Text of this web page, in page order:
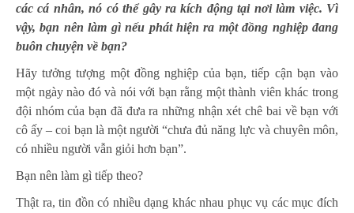
các cá nhân, nó có thể gây ra kích động tại nơi làm việc. Vì
vậy, bạn nên làm gì nếu phát hiện ra một đồng nghiệp đang
buôn chuyện về bạn?
Hãy tưởng tượng một đồng nghiệp của bạn, tiếp cận bạn vào
một ngày nào đó và nói với bạn rằng một thành viên khác trong
đội nhóm của bạn đã đưa ra những nhận xét chê bai về bạn với
cô ấy – coi bạn là một người “chưa đủ năng lực và chuyên môn,
có nhiều người vẫn giỏi hơn bạn”.
Bạn nên làm gì tiếp theo?
Thật ra, tin đồn có nhiều dạng khác nhau phục vụ các mục đích